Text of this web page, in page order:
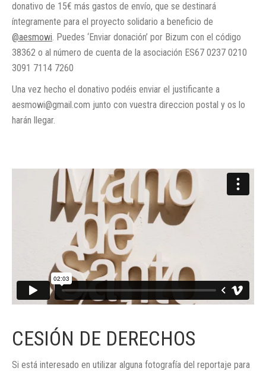
donativo de 15€ más gastos de envío, que se destinará
íntegramente para el proyecto solidario a beneficio de
@aesmowi. Puedes ‘Enviar donación’ por Bizum con el código
38362 o al número de cuenta de la asociación ES67 0237 0210
3091 7114 7260
Una vez hecho el donativo podéis enviar el justificante a
aesmowi@gmail.com junto con vuestra direccion postal y os lo
harán llegar.
CESIÓN DE DERECHOS
Si está interesado en utilizar alguna fotografía del reportaje para